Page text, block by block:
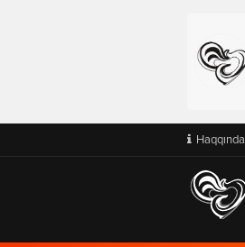
Haqqında